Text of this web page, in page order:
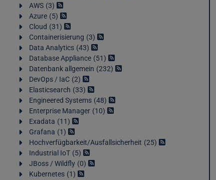
AWS 3
Azure 5
Cloud
31
Containerisierung 3
Data Analytics 43
Database Appliance 51
Datenbank allgemein 232
DevOps / IaC 2
Elasticsearch 33
Engineered Systems 48
Enterprise Manager 10
Exadata 11
Grafana 1
Hochverfügbarkeit/Ausfallsicherheit 25
Industrial IoT 5
JBoss / Wildfly 0
Kubernetes 1